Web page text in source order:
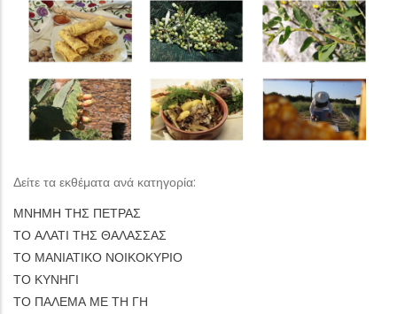
Δείτε τα εκθέματα ανά κατηγορία:
ΜΝΗΜΗ ΤΗΣ ΠΕΤΡΑΣ
ΤΟ ΑΛΑΤΙ ΤΗΣ ΘΑΛΑΣΣΑΣ
ΤΟ ΜΑΝΙΑΤΙΚΟ ΝΟΙΚΟΚΥΡΙΟ
ΤΟ ΚΥΝΗΓΙ
ΤΟ ΠΑΛΕΜΑ ΜΕ ΤΗ ΓΗ